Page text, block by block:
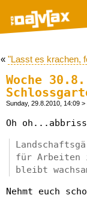
« "Lasst es krachen,
Woche
Sunday, 29.8.2010, 14:09 >
Oh
für Arbeiten
bleibt
Nehmt euch